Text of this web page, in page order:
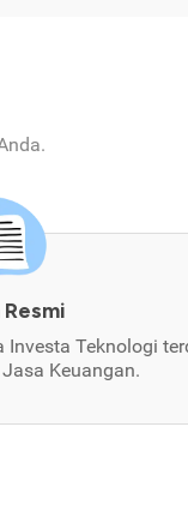
Investa Teknologi
Keuangan.